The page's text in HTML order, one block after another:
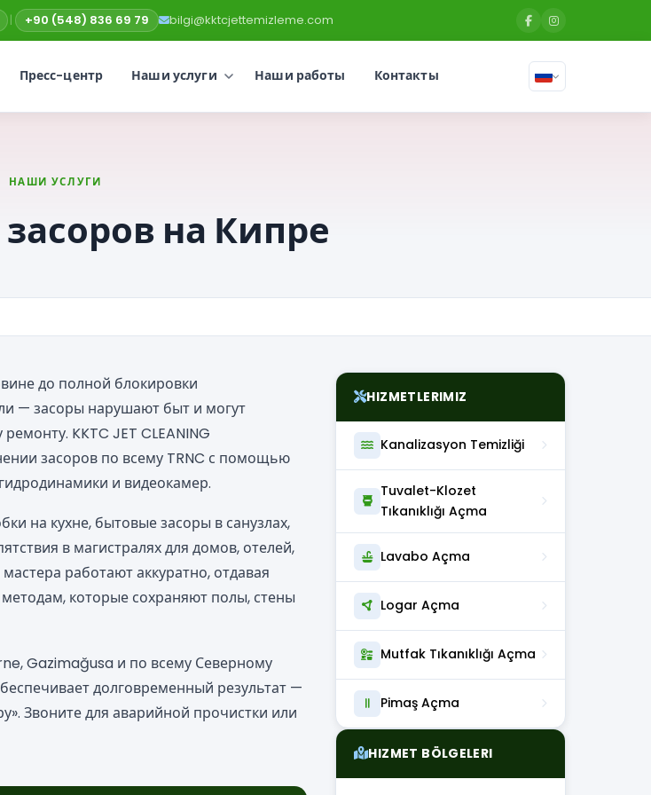
| +90 (548) 836 69 79 bilgi@kktcjettemizleme.com
Пресс-центр Наши услуги Наши работы Контакты
НАШИ УСЛУГИ
на Кипре
до полной блокировки
— засоры нарушают быт и могут
KKTC JET CLEANING
засоров по всему TRNC с помощью
и видеокамер.
на кухне, бытовые засоры в санузлах,
в магистралях для домов, отелей,
работают аккуратно, отдавая
которые сохраняют полы, стены
Gazimağusa и по всему Северному
долговременный результат —
Звоните для аварийной прочистки или
HIZMETLERIMIZ
Kanalizasyon Temizliği
Tuvalet-Klozet
Tıkanıklığı Açma
Lavabo Açma
Logar Açma
Mutfak Tıkanıklığı Açma
Pimaş Açma
HIZMET BÖLGELERI